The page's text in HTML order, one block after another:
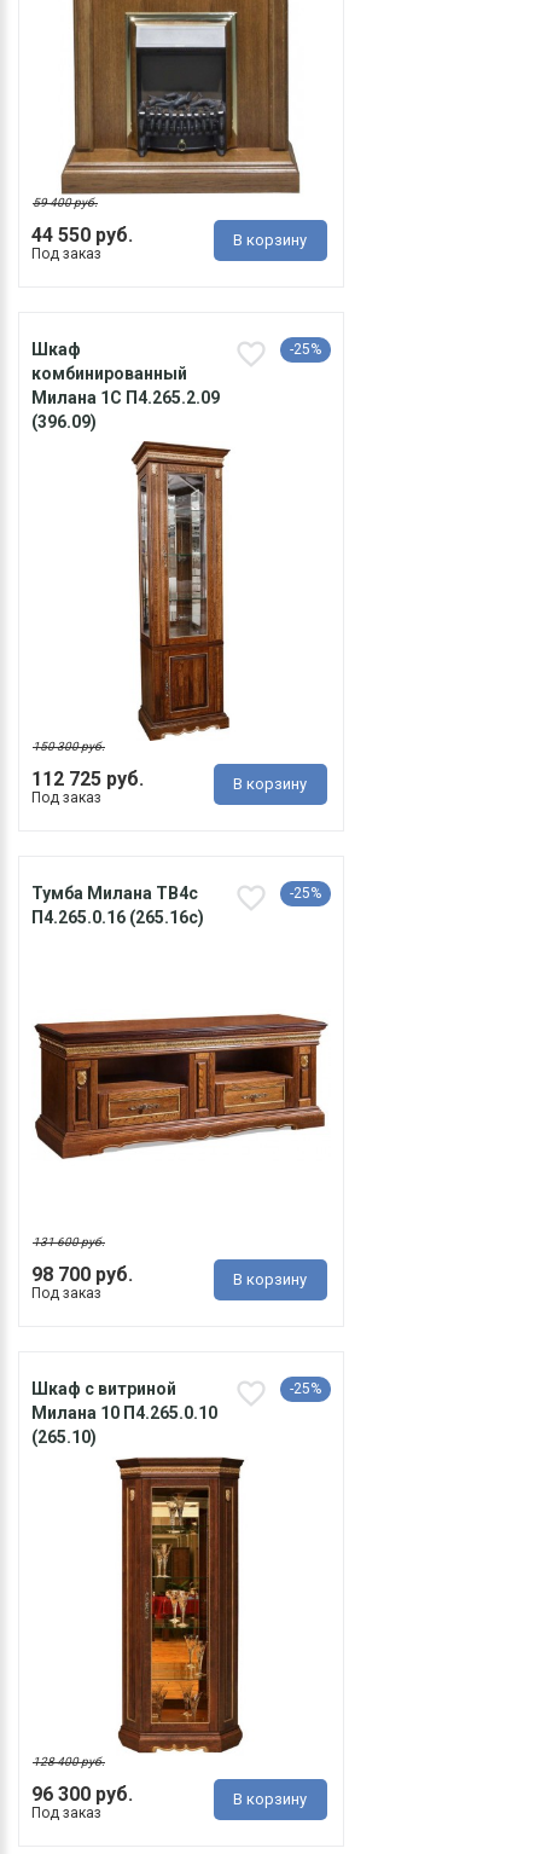
44 550 руб.
59 400 руб.
Под заказ
В корзину
Шкаф
комбинированный
Милана 1С П4.265.2.09
(396.09)
-25%
112 725 руб.
150 300 руб.
Под заказ
В корзину
Тумба Милана ТВ4с
П4.265.0.16 (265.16с)
-25%
98 700 руб.
131 600 руб.
Под заказ
В корзину
Шкаф с витриной
Милана 10 П4.265.0.10
(265.10)
-25%
96 300 руб.
128 400 руб.
Под заказ
В корзину